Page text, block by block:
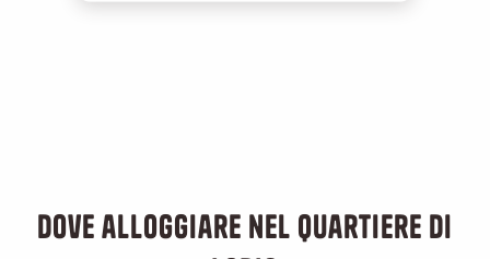
Dove alloggiare nel quartiere di